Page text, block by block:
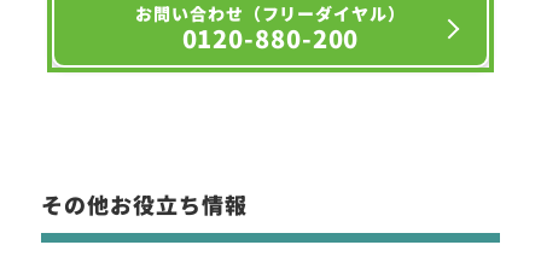
お問い合わせ（フリーダイヤル）
0120-880-200
その他お役立ち情報